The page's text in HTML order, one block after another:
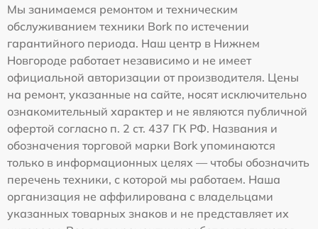
Мы занимаемся ремонтом и техническим
обслуживанием техники Bork по истечении
гарантийного периода. Наш центр в Нижнем
Новгороде работает независимо и не имеет
официальной авторизации от производителя. Цены
на ремонт, указанные на сайте, носят исключительно
ознакомительный характер и не являются публичной
офертой согласно п. 2 ст. 437 ГК РФ. Названия и
обозначения торговой марки Bork упоминаются
только в информационных целях — чтобы обозначить
перечень техники, с которой мы работаем. Наша
организация не аффилирована с владельцами
указанных товарных знаков и не представляет их